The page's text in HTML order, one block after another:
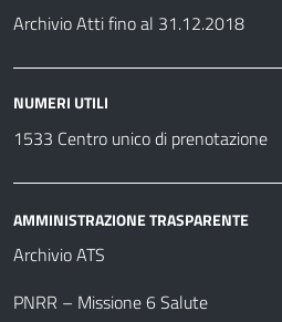
Archivio Atti fino al 31.12.2018
NUMERI UTILI
1533 Centro unico di prenotazione
AMMINISTRAZIONE TRASPARENTE
Archivio ATS
PNRR – Missione 6 Salute